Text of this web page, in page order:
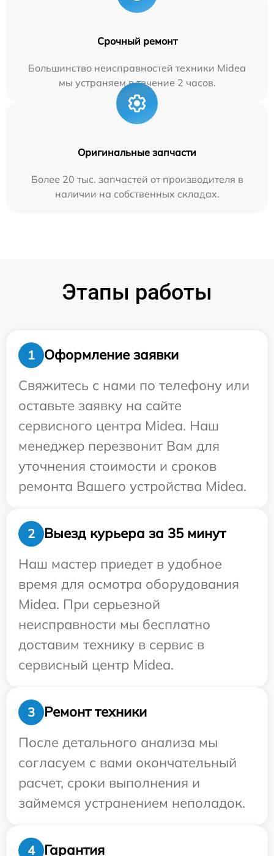
Срочный ремонт
Большинство неисправностей техники Midea
мы устраняем в течение 2 часов.
Оригинальные запчасти
Более 20 тыс. запчастей от производителя в
наличии на собственных складах.
Этапы работы
1
Оформление заявки
Свяжитесь с нами по телефону или
оставьте заявку на сайте
сервисного центра Midea. Наш
менеджер перезвонит Вам для
уточнения стоимости и сроков
ремонта Вашего устройства Midea.
2
Выезд курьера за 35 минут
Наш мастер приедет в удобное
время для осмотра оборудования
Midea. При серьезной
неисправности мы бесплатно
доставим технику в сервис в
сервисный центр Midea.
3
Ремонт техники
После детального анализа мы
согласуем с вами окончательный
расчет, сроки выполнения и
займемся устранением неполадок.
4 Гарантия